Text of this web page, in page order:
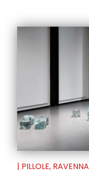
| PILLOLE, RAVENNA